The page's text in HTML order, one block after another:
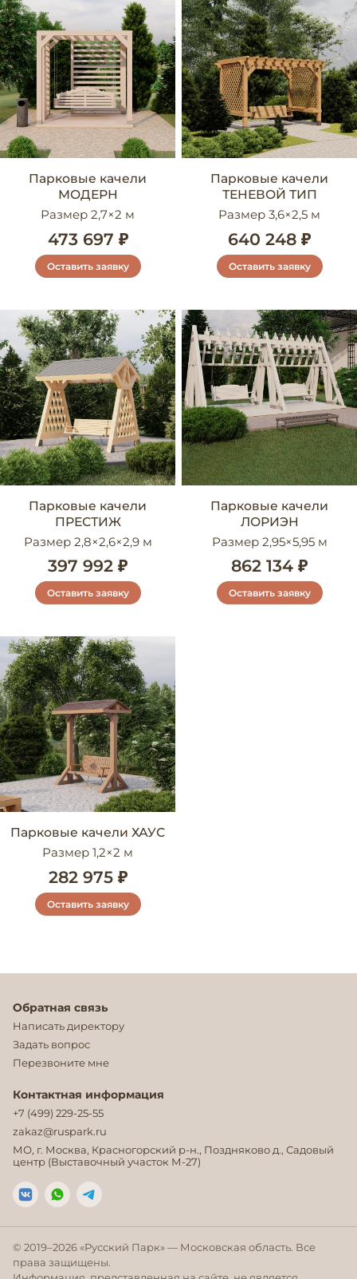
Парковые качели
МОДЕРН
Размер 2,7×2 м
473 697 ₽
Оставить заявку
Парковые качели
ТЕНЕВОЙ ТИП
Размер 3,6×2,5 м
640 248 ₽
Оставить заявку
Парковые качели
ПРЕСТИЖ
Размер 2,8×2,6×2,9 м
397 992 ₽
Оставить заявку
Парковые качели
ЛОРИЭН
Размер 2,95×5,95 м
862 134 ₽
Оставить заявку
Парковые качели ХАУС
Размер 1,2×2 м
282 975 ₽
Оставить заявку
Обратная связь
Написать директору
Задать вопрос
Перезвоните мне
Контактная информация
+7 (499) 229-25-55
zakaz@ruspark.ru
МО, г. Москва, Красногорский р-н., Поздняково д., Садовый
центр (Выставочный участок М-27)
© 2019–2026 «Русский Парк» — Московская область. Все
права защищены.